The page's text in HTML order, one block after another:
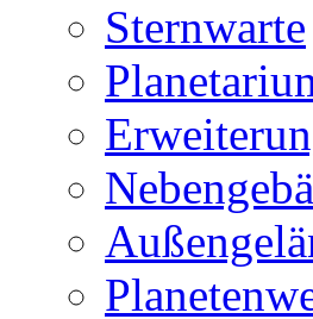
Sternwarte